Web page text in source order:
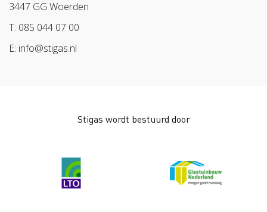
Arbeidsmarkt
3447 GG Woerden
T: 085 044 07 00
E: info@stigas.nl
Stigas wordt bestuurd door